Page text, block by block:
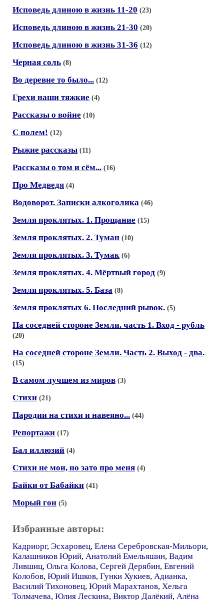
Исповедь длиною в жизнь 11-20 (23)
Исповедь длиною в жизнь 21-30 (20)
Исповедь длиною в жизнь 31-36 (12)
Черная соль (8)
Во деревне то было... (12)
Грехи наши тяжкие (4)
Рассказы о войне (10)
С полем! (12)
Рыжие рассказы (11)
Рассказы о том и сём... (16)
Про Медведя (4)
Водоворот. Записки алкоголика (46)
Земля проклятых. 1. Прощание (15)
Земля проклятых. 2. Туман (10)
Земля проклятых. 3. Тумак (6)
Земля проклятых. 4. Мёртвый город (9)
Земля проклятых. 5. База (8)
Земля проклятых 6. Последний рывок. (5)
На соседней стороне Земли. часть 1. Вход - рубль
(20)
На соседней стороне Земли. Часть 2. Выход - два.
(15)
В самом лучшем из миров (3)
Стихи (21)
Пародии на стихи и навеяно... (44)
Репортажи (17)
Бал иллюзий (4)
Стихи не мои, но зато про меня (4)
Байки от Бабайки (41)
Морый гон (5)
Избранные авторы:
Кадриорг, Эсхаровец, Елена Серебровская-Мильори,
Калашников Юрий, Анатолий Емельяшин, Вадим
Лившиц, Ольга Колова, Сергей Дерябин, Евгений
Колобов, Юрий Ишков, Гунки Хукиев, Адианка,
Василий Тихоновец, Юрий Марахтанов, Хельга
Толмачева, Юлия Лескина, Виктор Далёкий, Алёна